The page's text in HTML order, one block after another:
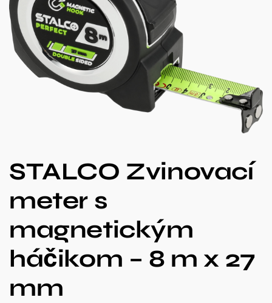
STALCO Zvinovací
meter s
magnetickým
háčikom – 8 m x 27
mm